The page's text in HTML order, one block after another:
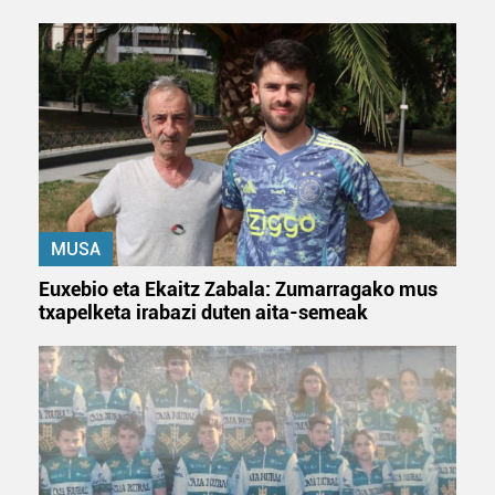
MUSA
Euxebio eta Ekaitz Zabala: Zumarragako mus
txapelketa irabazi duten aita-semeak